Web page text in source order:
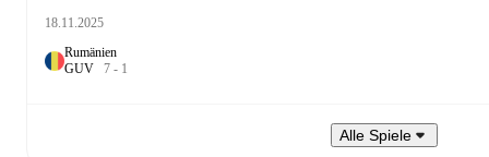
18.11.2025
Rumänien
GUV 7 - 1
Alle Spiele